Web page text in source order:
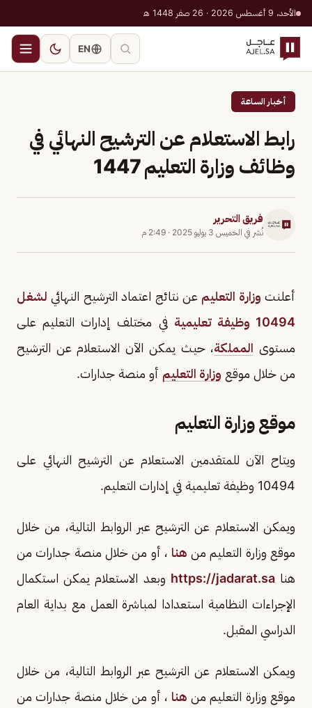
الأحد، 9 أغسطس 2026 · 26 صفر 1448 هـ
EN
أخبار الساعة
رابط الاستعلام عن الترشيح النهائي في
وظائف وزارة التعليم 1447
فريق التحرير
نُشر في الخميس 3 يوليو 2025 · 2:49 م
أعلنت وزارة التعليم عن نتائج اعتماد الترشيح النهائي لشغل
10494 وظيفة تعليمية
في مختلف إدارات التعليم على
مستوى المملكة، حيث يمكن الآن الاستعلام عن الترشيح
من خلال موقع وزارة التعليم أو منصة جدارات.
موقع وزارة التعليم
ويتاح الآن للمتقدمين الاستعلام عن الترشيح النهائي على
10494 وظيفة تعليمية في إدارات التعليم.
ويمكن الاستعلام عن الترشيح عبر الروابط التالية، من خلال
موقع وزارة التعليم من هنا ، أو من خلال منصة جدارات من
هناhttps://jadarat.sa وبعد الاستعلام يمكن استكمال
الإجراءات النظامية استعدادا لمباشرة العمل مع بداية العام
الدراسي المقبل.
ويمكن الاستعلام عن الترشيح عبر الروابط التالية، من خلال
موقع وزارة التعليم من هنا ، أو من خلال منصة جدارات من